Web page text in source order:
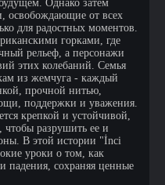
Однако затем
освобождающие от всех
для радостных моментов.
горками, где
рельеф, а персонажи
этих колебаний. Семья
из жемчуга - каждый
прочной нитью,
поддержки и уважения.
крепкой и устойчивой,
разрушить ее и
В этой истории "İnci
уроки о том, как
падения, сохраняя ценные